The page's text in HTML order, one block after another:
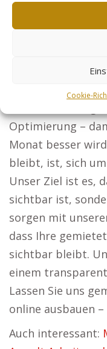
Cookie-
Online-Händler:
sich sprechen
So gelangen Sie
Wenn Sie sich für
Optimierung –
Monat besser
bleibt, ist, sich
Unser Ziel ist es,
sichtbar ist,
sorgen mit
dass Ihre
sichtbar bleibt.
einem
Lassen Sie uns
online ausbauen
Auch interessant: